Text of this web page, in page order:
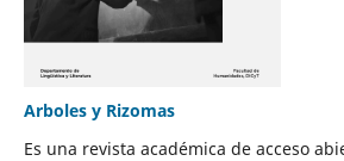
Arboles y Rizomas
Es una revista académica de acceso